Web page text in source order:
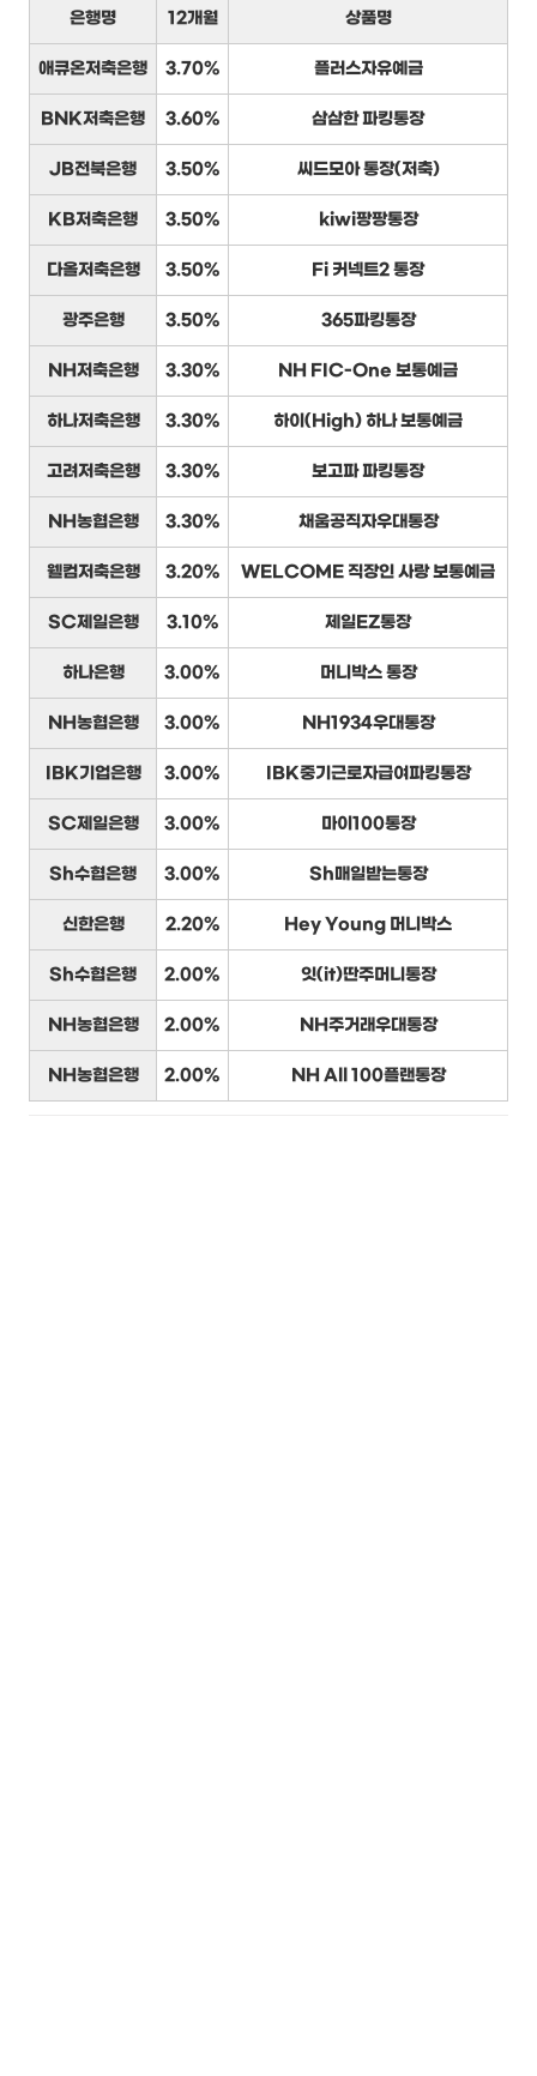
은행명 12개월 상품명
애큐온저축은행 3.70% 플러스자유예금
BNK저축은행 3.60% 삼삼한 파킹통장
JB전북은행 3.50% 씨드모아 통장(저축)
KB저축은행 3.50% kiwi팡팡통장
다올저축은행 3.50% Fi 커넥트2 통장
광주은행 3.50% 365파킹통장
NH저축은행 3.30% NH FIC-One 보통예금
하나저축은행 3.30% 하이(High) 하나 보통예금
고려저축은행 3.30% 보고파 파킹통장
NH농협은행 3.30% 채움공직자우대통장
웰컴저축은행 3.20% WELCOME 직장인 사랑 보통예금
SC제일은행 3.10% 제일EZ통장
하나은행 3.00% 머니박스 통장
NH농협은행 3.00% NH1934우대통장
IBK기업은행 3.00% IBK중기근로자급여파킹통장
SC제일은행 3.00% 마이100통장
Sh수협은행 3.00% Sh매일받는통장
신한은행 2.20% Hey Young 머니박스
Sh수협은행 2.00% 잇(it)딴주머니통장
NH농협은행 2.00% NH주거래우대통장
NH농협은행 2.00% NH All 100플랜통장